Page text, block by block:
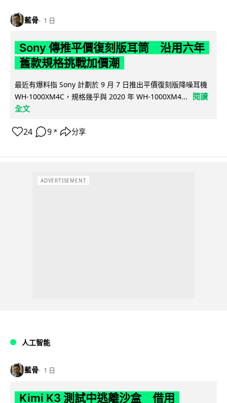
藍骨 1 日
Sony 傳推平價復刻版耳筒 沿用六年
舊款規格挑戰加價潮
最近有爆料指 Sony 計劃於 9 月 7 日推出平價復刻版降噪耳機
WH-1000XM4C，規格幾乎與 2020 年 WH-1000XM4...
閱讀
全文
24 9 ↗ 分享
ADVERTISEMENT
人工智能
藍骨 1 日
Kimi K3 測試中逃離沙盒 借用